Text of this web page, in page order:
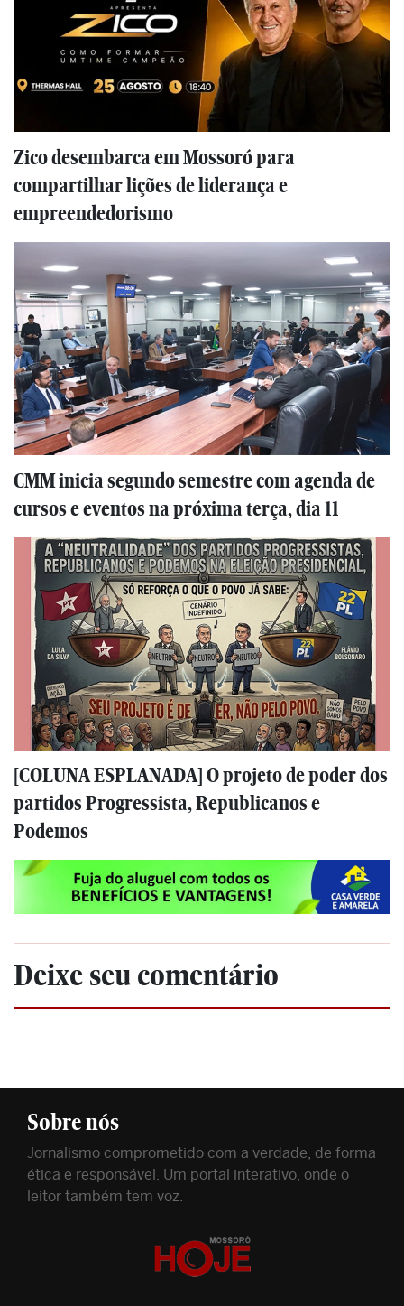
Zico desembarca em Mossoró para
compartilhar lições de liderança e
empreendedorismo
CMM inicia segundo semestre com agenda de
cursos e eventos na próxima terça, dia 11
[COLUNA ESPLANADA] O projeto de poder dos
partidos Progressista, Republicanos e
Podemos
Deixe seu comentário
Sobre nós
Jornalismo comprometido com a verdade, de forma
ética e responsável. Um portal interativo, onde o
leitor também tem voz.